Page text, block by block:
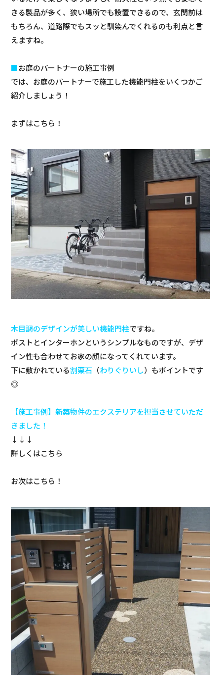
きる製品が多く、狭い場所でも設置できるので、玄関前は
もちろん、道路際でもスッと馴染んでくれるのも利点と言
えますね。
■お庭のパートナーの施工事例
では、お庭のパートナーで施工した機能門柱をいくつかご
紹介しましょう！
まずはこちら！
木目調のデザインが美しい機能門柱ですね。
ポストとインターホンというシンプルなものですが、デザ
イン性も合わせてお家の顔になってくれています。
下に敷かれている割栗石 （わりぐりいし）もポイントです
◎
【施工事例】新築物件のエクステリアを担当させていただ
きました！
↓↓↓
詳しくはこちら
お次はこちら！